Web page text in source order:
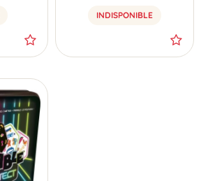
INDISPONIBLE